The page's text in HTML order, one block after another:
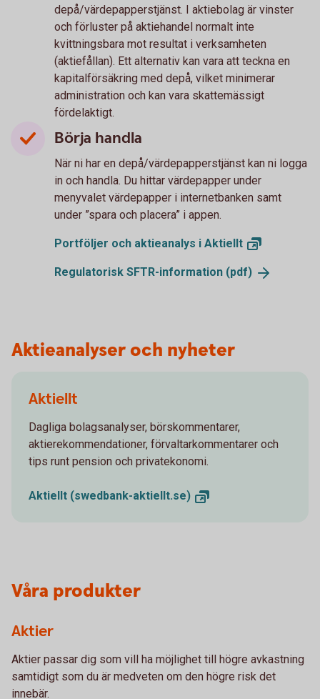
depå/värdepapperstjänst. I aktiebolag är vinster
och förluster på aktiehandel normalt inte
kvittningsbara mot resultat i verksamheten
(aktiefållan). Ett alternativ kan vara att teckna en
kapitalförsäkring med depå, vilket minimerar
administration och kan vara skattemässigt
fördelaktigt.
Börja handla
När ni har en depå/värdepapperstjänst kan ni logga
in och handla. Du hittar värdepapper under
menyvalet värdepapper i internetbanken samt
under ”spara och placera” i appen.
Portföljer och aktieanalys i Aktiellt
Regulatorisk SFTR-information (pdf)
Aktieanalyser och nyheter
Aktiellt
Dagliga bolagsanalyser, börskommentarer,
aktierekommendationer, förvaltarkommentarer och
tips runt pension och privatekonomi.
Aktiellt (swedbank-aktiellt.se)
Våra produkter
Aktier
Aktier passar dig som vill ha möjlighet till högre avkastning
samtidigt som du är medveten om den högre risk det
innebär.